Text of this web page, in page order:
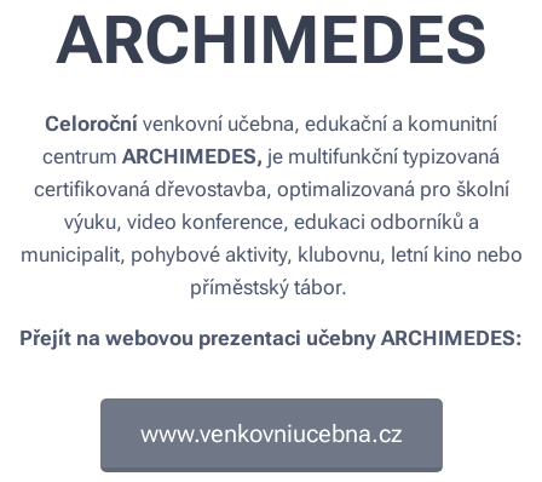
ARCHIMEDES
Celoroční venkovní učebna, edukační a komunitní
centrum ARCHIMEDES, je multifunkční typizovaná
certifikovaná dřevostavba, optimalizovaná pro školní
výuku, video konference, edukaci odborníků a
municipalit, pohybové aktivity, klubovnu, letní kino nebo
příměstský tábor.
Přejít na webovou prezentaci učebny ARCHIMEDES:
www.venkovniucebna.cz